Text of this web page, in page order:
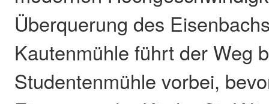
Überquerung des
Kautenmühle führt der Weg
Studentenmühle vorbei,